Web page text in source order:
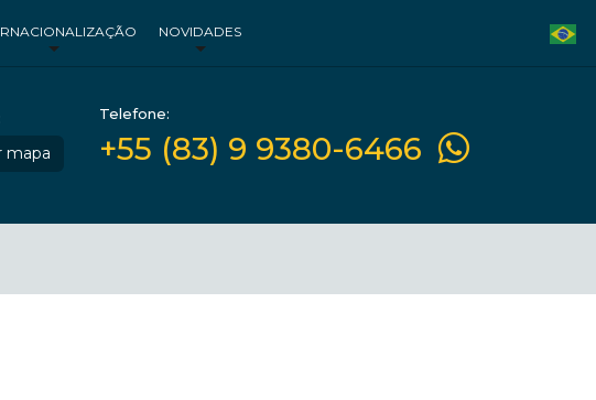
NOVIDADES
mapa
Telefone:
+55 (83) 9 9380-6466